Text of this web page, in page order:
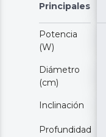
Principales
Potencia
(W)
Diámetro
(cm)
Inclinación
Profundidad